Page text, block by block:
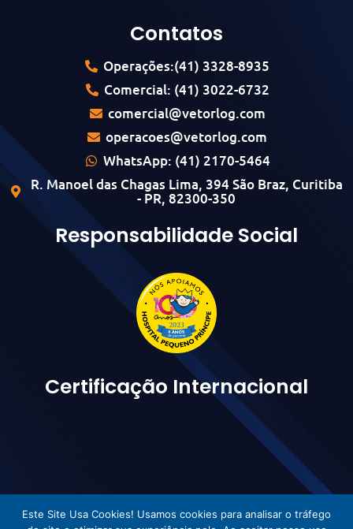
Contatos
Operações:(41) 3328-8935
Comercial: (41) 3022-6732
comercial@vetorlog.com
operacoes@vetorlog.com
WhatsApp: (41) 2170-5464
R. Manoel das Chagas Lima, 394 São Braz, Curitiba
- PR, 82300-350
Responsabilidade Social
Certificação Internacional
Este Site Usa Cookies! Usamos cookies para analisar o tráfego